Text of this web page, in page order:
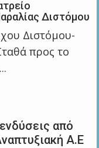
Διστόμου
Διστόμου-
προς το
από
Α.Ε